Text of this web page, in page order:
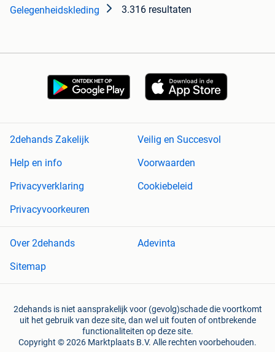
Gelegenheidskleding 3.316 resultaten
2dehands Zakelijk
Veilig en Succesvol
Help en info
Voorwaarden
Privacyverklaring
Cookiebeleid
Privacyvoorkeuren
Over 2dehands
Adevinta
Sitemap
2dehands is niet aansprakelijk voor (gevolg)schade die voortkomt
uit het gebruik van deze site, dan wel uit fouten of ontbrekende
functionaliteiten op deze site.
Copyright © 2026 Marktplaats B.V. Alle rechten voorbehouden.